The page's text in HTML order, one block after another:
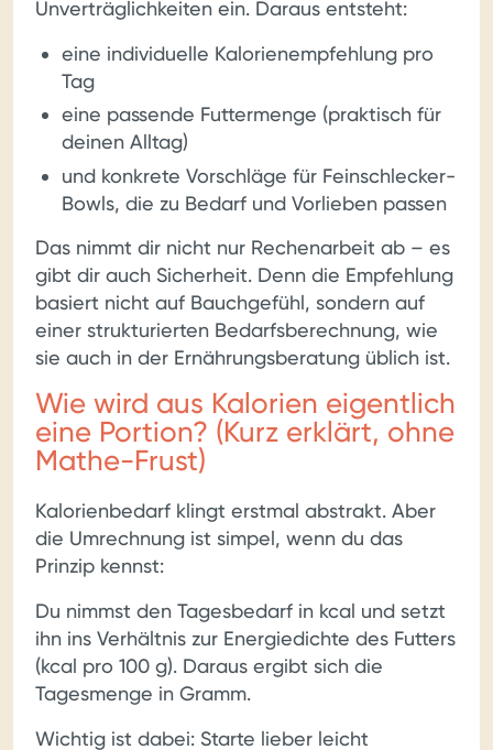
Unverträglichkeiten ein. Daraus entsteht:
eine individuelle Kalorienempfehlung pro
Tag
eine passende Futtermenge (praktisch für
deinen Alltag)
und konkrete Vorschläge für Feinschlecker-
Bowls, die zu Bedarf und Vorlieben passen
Das nimmt dir nicht nur Rechenarbeit ab – es
gibt dir auch Sicherheit. Denn die Empfehlung
basiert nicht auf Bauchgefühl, sondern auf
einer strukturierten Bedarfsberechnung, wie
sie auch in der Ernährungsberatung üblich ist.
Wie wird aus Kalorien eigentlich
eine Portion? (Kurz erklärt, ohne
Mathe-Frust)
Kalorienbedarf klingt erstmal abstrakt. Aber
die Umrechnung ist simpel, wenn du das
Prinzip kennst:
Du nimmst den Tagesbedarf in kcal und setzt
ihn ins Verhältnis zur Energiedichte des Futters
(kcal pro 100 g). Daraus ergibt sich die
Tagesmenge in Gramm.
Wichtig ist dabei: Starte lieber leicht